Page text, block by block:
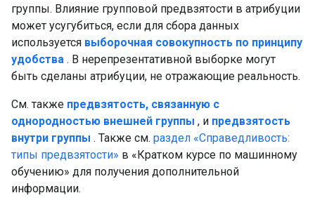
группы. Влияние групповой предвзятости в атрибуции
может усугубиться, если для сбора данных
используется выборочная совокупность по принципу
удобства . В нерепрезентативной выборке могут
быть сделаны атрибуции, не отражающие реальность.
См. также предвзятость, связанную с
однородностью внешней группы , и предвзятость
внутри группы . Также см. раздел «Справедливость:
типы предвзятости» в «Кратком курсе по машинному
обучению» для получения дополнительной
информации.